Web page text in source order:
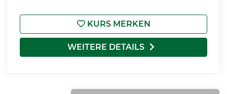
KURS MERKEN
WEITERE DETAILS